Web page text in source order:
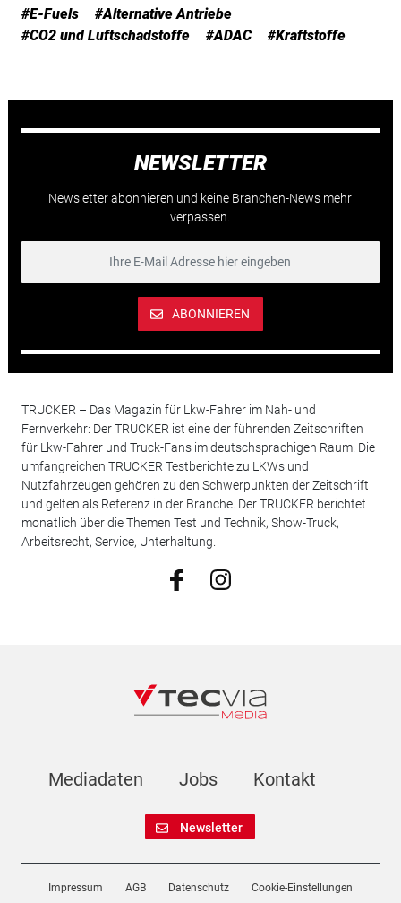
#E-Fuels
#Alternative Antriebe
#CO2 und Luftschadstoffe
#ADAC #Kraftstoffe
NEWSLETTER
Newsletter abonnieren und keine Branchen-News mehr
verpassen.
ABONNIEREN
TRUCKER – Das Magazin für Lkw-Fahrer im Nah- und
Fernverkehr: Der TRUCKER ist eine der führenden Zeitschriften
für Lkw-Fahrer und Truck-Fans im deutschsprachigen Raum. Die
umfangreichen TRUCKER Testberichte zu LKWs und
Nutzfahrzeugen gehören zu den Schwerpunkten der Zeitschrift
und gelten als Referenz in der Branche. Der TRUCKER berichtet
monatlich über die Themen Test und Technik, Show-Truck,
Arbeitsrecht, Service, Unterhaltung.
Mediadaten Jobs Kontakt
Newsletter
Impressum AGB Datenschutz Cookie-Einstellungen